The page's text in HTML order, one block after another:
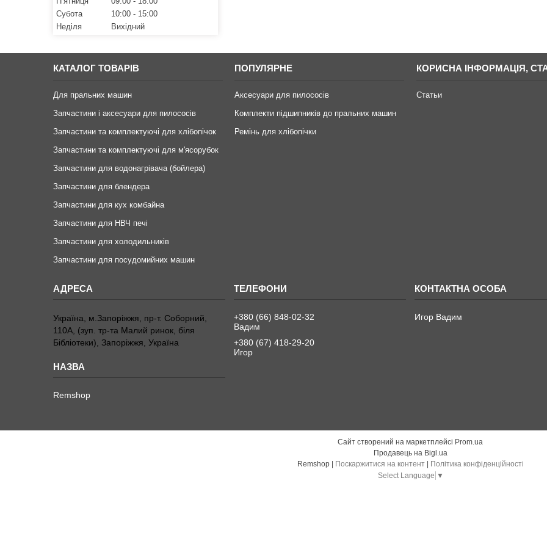
Субота
10:00
15:00
Неділя
Вихідний
КАТАЛОГ ТОВАРІВ
Для пральних машин
Запчастини і аксесуари для пилососів
Запчастини та комплектуючі для хлібопічок
Запчастини та комплектуючі для м'ясорубок
Запчастини для водонагрівача (бойлера)
Запчастини для блендера
Запчастини для кух комбайна
Запчастини для НВЧ печі
Запчастини для холодильників
Запчастини для посудомийних машин
ПОПУЛЯРНЕ
Аксесуари для пилососів
Комплекти підшипників до пральних машин
Ремінь для хлібопічки
КОРИСНА ІНФОРМАЦІЯ,
Статьи
Україна, м.Запоріжжя, пр-т. Соборний,
110А, (зуп. тр-та Малий ринок, біля
Бібліотеки), Запоріжжя, Україна
Remshop
+380 (66) 848-02-32
Вадим
+380 (67) 418-29-20
Игор
Игор Вадим
Сайт створений на маркетплейсі Prom.ua
Продавець на Bigl.ua
Поскаржитися на контент
Політика конфіденційності
Select Language ▼